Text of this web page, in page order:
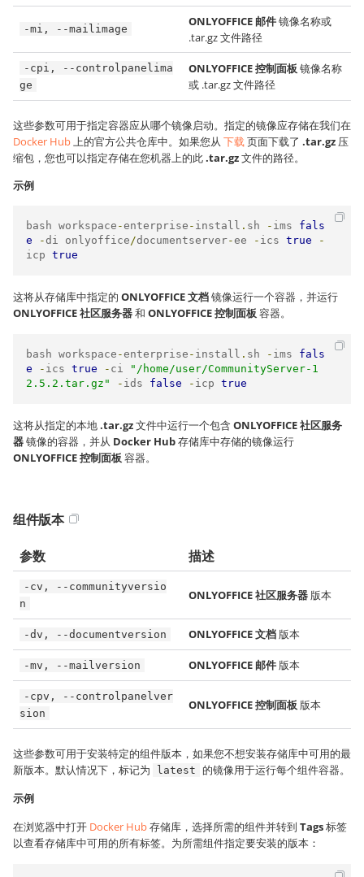
-mi, --mailimage
ONLYOFFICE 邮件镜像名称或
.tar.gz 文件路径
-cpi, --controlpanelima
ge
ONLYOFFICE 控制面板镜像名称
或 .tar.gz 文件路径
这些参数可用于指定容器应从哪个镜像启动。指定的镜像应存储在我们在
Docker Hub上的官方公共仓库中。 如果您从 下载页面下载了 .tar.gz 压
缩包，您也可以指定存储在您机器上的此.tar.gz文件的路径。
示例
bash workspace -enterprise - install . sh - ims fals
e
-di onlyoffice/documentserver-ee - ics true
-
icp true
这将从存储库中指定的 ONLYOFFICE 文档镜像运行一个容器，并运行
ONLYOFFICE 社区服务器和 ONLYOFFICE 控制面板容器。
bash workspace -enterprise - install . sh - ims fals
e
- ics true - ci
"/home/user/CommunityServer-1
2.5.2.tar.gz"
- ids false - icp true
这将从指定的本地.tar.gz文件中运行一个包含 ONLYOFFICE 社区服务
器镜像的容器，并从 Docker Hub存储库中存储的镜像运行
ONLYOFFICE 控制面板容器。
组件版本
参数 描述
-cv, --communityversio
n
ONLYOFFICE 社区服务器 版本
-dv, --documentversion ONLYOFFICE 文档 版本
-mv, --mailversion ONLYOFFICE 邮件 版本
-cpv, --controlpanelver
sion
ONLYOFFICE 控制面板 版本
这些参数可用于安装特定的组件版本，如果您不想安装存储库中可用的最
新版本。默认情况下，标记为
latest
的镜像用于运行每个组件容器。
示例
在浏览器中打开 Docker Hub存储库，选择所需的组件并转到 Tags标签
以查看存储库中可用的所有标签。为所需组件指定要安装的版本：